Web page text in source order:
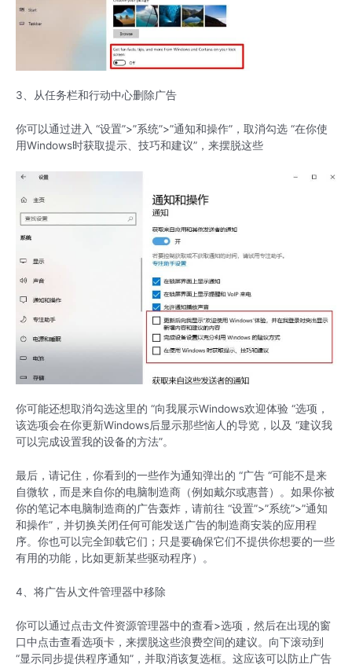
3、从任务栏和行动中心删除广告
你可以通过进入 “设置”>”系统”>”通知和操作”，取消勾选 “在你使
用Windows时获取提示、技巧和建议”，来摆脱这些
你可能还想取消勾选这里的 “向我展示Windows欢迎体验 “选项，
该选项会在你更新Windows后显示那些恼人的导览，以及 “建议我
可以完成设置我的设备的方法”。
最后，请记住，你看到的一些作为通知弹出的 “广告 “可能不是来
自微软，而是来自你的电脑制造商（例如戴尔或惠普）。如果你被
你的笔记本电脑制造商的广告轰炸，请前往 “设置”>”系统”>”通知
和操作”，并切换关闭任何可能发送广告的制造商安装的应用程
序。你也可以完全卸载它们；只是要确保它们不提供你想要的一些
有用的功能，比如更新某些驱动程序）。
4、将广告从文件管理器中移除
你可以通过点击文件资源管理器中的查看>选项，然后在出现的窗
口中点击查看选项卡，来摆脱这些浪费空间的建议。向下滚动到
“显示同步提供程序通知”，并取消该复选框。这应该可以防止广告